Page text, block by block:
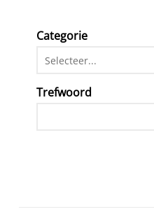
Categorie
Selecteer...
Trefwoord